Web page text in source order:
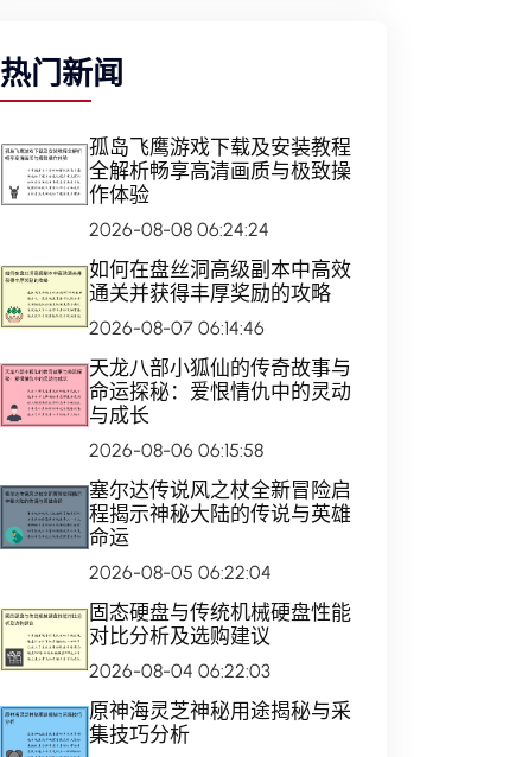
热门新闻
孤岛飞鹰游戏下载及安装教程
全解析畅享高清画质与极致操
作体验
2026-08-08 06:24:24
如何在盘丝洞高级副本中高效
通关并获得丰厚奖励的攻略
2026-08-07 06:14:46
天龙八部小狐仙的传奇故事与
命运探秘：爱恨情仇中的灵动
与成长
2026-08-06 06:15:58
塞尔达传说风之杖全新冒险启
程揭示神秘大陆的传说与英雄
命运
2026-08-05 06:22:04
固态硬盘与传统机械硬盘性能
对比分析及选购建议
2026-08-04 06:22:03
原神海灵芝神秘用途揭秘与采
集技巧分析